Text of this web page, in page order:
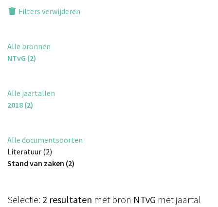
Filters verwijderen
Alle bronnen
NTvG (2)
Alle jaartallen
2018 (2)
Alle documentsoorten
Literatuur (2)
Stand van zaken (2)
Selectie: 2 resultaten met bron NTvG met jaartal